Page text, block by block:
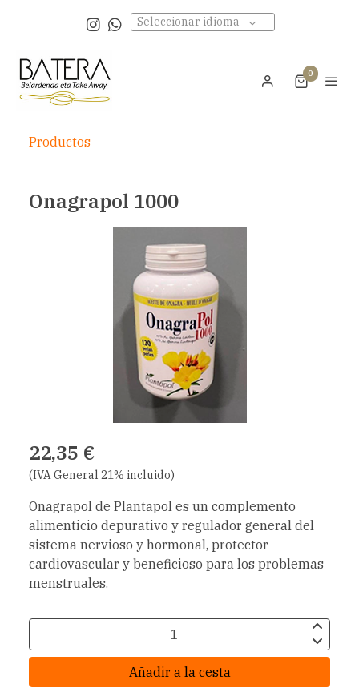
Seleccionar idioma
0
Productos
Onagrapol 1000
22,35 €
(IVA General 21% incluido)
Onagrapol de Plantapol es un complemento
alimenticio depurativo y regulador general del
sistema nervioso y hormonal, protector
cardiovascular y beneficioso para los problemas
menstruales.
Añadir a la cesta